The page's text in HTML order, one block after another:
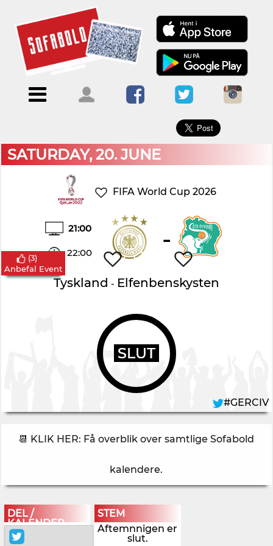
Menu
ForsideKalendere
Blogs
Om
Sofabold
Kontakt
bruger
ind
×
SATURDAY, 20. JUNE
FIFA World Cup 2026
21:00
22:00 -
Tyskland - Elfenbenskysten
SLUT
(3)
Anbefal Event
#GERCIV
📆 KLIK HER: Få overblik over samtlige Sofabold
kalendere.
DEL /
KALENDER
STEM
Aftemnnigen er
slut.